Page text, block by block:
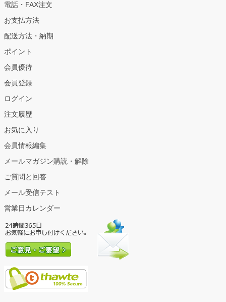
電話・FAX注文
お支払方法
配送方法・納期
ポイント
会員優待
会員登録
ログイン
注文履歴
お気に入り
会員情報編集
メールマガジン購読・解除
ご質問と回答
メール受信テスト
営業日カレンダー